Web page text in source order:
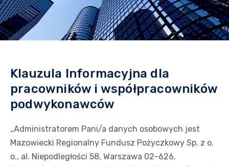
Klauzula Informacyjna dla
pracowników i współpracowników
podwykonawców
„Administratorem Pani/a danych osobowych jest
Mazowiecki Regionalny Fundusz Pożyczkowy Sp. z o.
o., al. Niepodległości 58, Warszawa 02-626.